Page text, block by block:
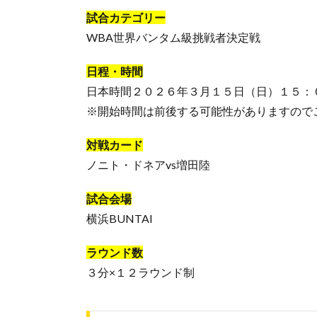
試合カテゴリー
WBA世界バンタム級挑戦者決定戦
日程・時間
日本時間２０２６年３月１５日（日）１５：
※開始時間は前後する可能性がありますので
対戦カード
ノニト・ドネアvs増田陸
試合会場
横浜BUNTAI
ラウンド数
３分×１２ラウンド制